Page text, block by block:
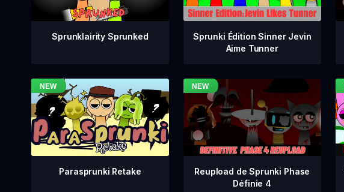
Sprunklairity Sprunked
Sprunki Édition Sinner Jevin
Aime Tunner
Parasprunki Retake
Reupload de Sprunki Phase
Définie 4